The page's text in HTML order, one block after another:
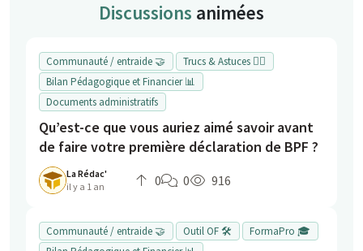
Discussions animées
Communauté / entraide 🤝
Trucs & Astuces 👍🏻
Bilan Pédagogique et Financier 📊
Documents administratifs
Qu’est-ce que vous auriez aimé savoir avant
de faire votre première déclaration de BPF ?
La Rédac'
il y a 1 an
0 0 916
Communauté / entraide 🤝 Outil OF 🛠️
FormaPro 🎓